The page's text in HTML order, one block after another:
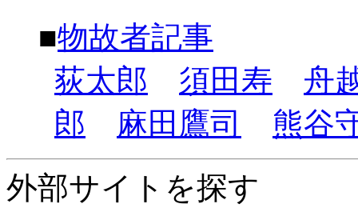
■物故者記事
荻太郎
須田寿
舟
郎
麻田鷹司
熊谷
外部サイトを探す